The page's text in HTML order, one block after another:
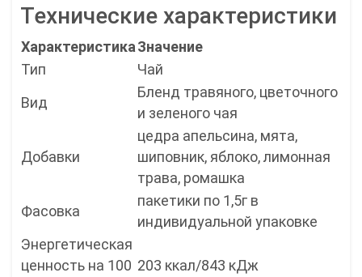
Технические характеристики
ХарактеристикаЗначение
Тип
Чай
Вид
Бленд травяного, цветочного
и зеленого чая
Добавки
цедра апельсина, мята,
шиповник, яблоко, лимонная
трава, ромашка
Фасовка
пакетики по 1,5г в
индивидуальной упаковке
Энергетическая
ценность на 100 203 ккал/843 кДж